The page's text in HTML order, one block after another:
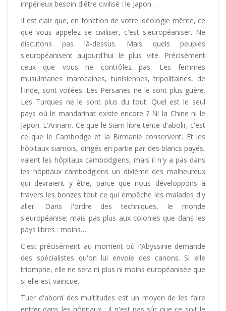
impérieux besoin d'être civilisé : le Japon…
Il est clair que, en fonction de votre idéologie même, ce
que vous appelez se civiliser, c'est s'européaniser. Ne
discutons pas là-dessus. Mais quels peuples
s'européanisent aujourd'hui le plus vite. Précisément
ceux que vous ne contrôlez pas. Les femmes
musulmanes marocaines, tunisiennes, tripolitaines, de
l'Inde, sont voilées. Les Persanes ne le sont plus guère.
Les Turques ne le sont plus du tout. Quel est le seul
pays où le mandarinat existe encore ? Ni la Chine ni le
Japon. L'Annam. Ce que le Siam libre tente d'abolir, c'est
ce que le Cambodge et la Birmanie conservent. Et les
hôpitaux siamois, dirigés en partie par des blancs payés,
valent les hôpitaux cambodgiens, mais il n'y a pas dans
les hôpitaux cambodgiens un dixième des malheureux
qui devraient y être, parce que nous développons à
travers les bonzes tout ce qui empêche les malades d'y
aller. Dans l'ordre des techniques, le monde
s'européanise; mais pas plus aux colonies que dans les
pays libres : moins…
C'est précisément au moment où l'Abyssinie demande
des spécialistes qu'on lui envoie des canons. Si elle
triomphe, elle ne sera ni plus ni moins européanisée que
si elle est vaincue.
Tuer d'abord des multitudes est un moyen de les faire